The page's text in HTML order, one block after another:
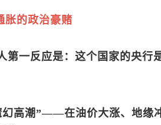
胀的政治豪赌
第一反应是：这个国家的央行
幻高潮”——在油价大涨、地缘